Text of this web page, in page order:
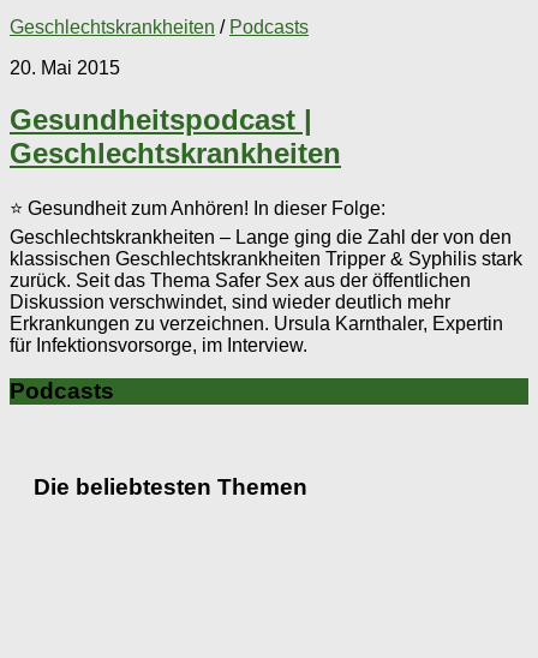
Geschlechtskrankheiten / Podcasts
20. Mai 2015
Gesundheitspodcast |
Geschlechtskrankheiten
⭐ Gesundheit zum Anhören! In dieser Folge:
Geschlechtskrankheiten – Lange ging die Zahl der von den
klassischen Geschlechtskrankheiten Tripper & Syphilis stark
zurück. Seit das Thema Safer Sex aus der öffentlichen
Diskussion verschwindet, sind wieder deutlich mehr
Erkrankungen zu verzeichnen. Ursula Karnthaler, Expertin
für Infektionsvorsorge, im Interview.
Podcasts
Die beliebtesten Themen